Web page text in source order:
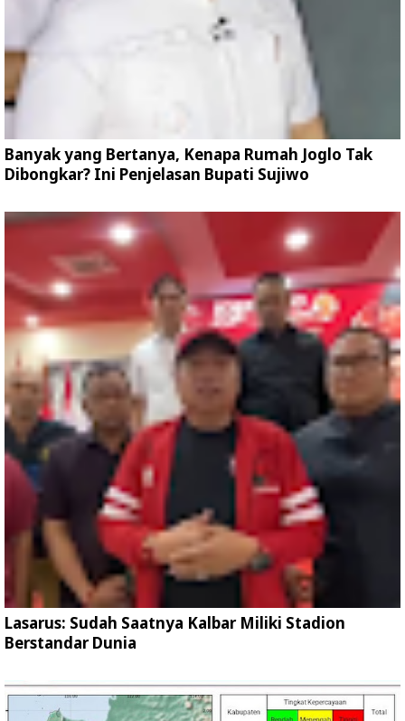
Banyak yang Bertanya, Kenapa Rumah Joglo Tak
Dibongkar? Ini Penjelasan Bupati Sujiwo
Lasarus: Sudah Saatnya Kalbar Miliki Stadion
Berstandar Dunia